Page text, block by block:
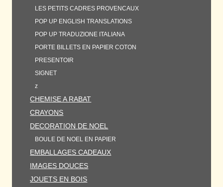
LES PETITS CADRES PROVENCAUX
POP UP ENGLISH TRANSLATIONS
POP UP TRADUZIONE ITALIANA
PORTE BILLETS EN PAPIER COTON
PRESENTOIR
SIGNET
z
CHEMISE A RABAT
CRAYONS
DECORATION DE NOEL
BOULE DE NOEL EN PAPIER
EMBALLAGES CADEAUX
IMAGES DOUCES
JOUETS EN BOIS